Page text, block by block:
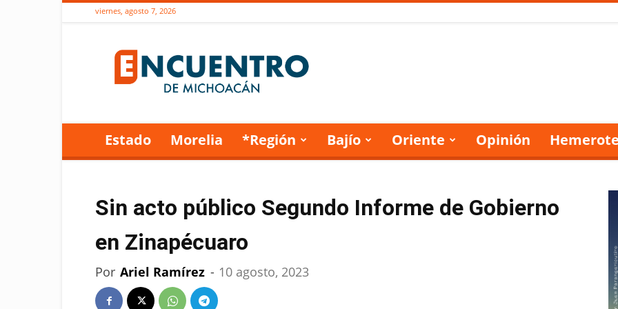
viernes, agosto 7, 2026
de
Michoacán
Estado Morelia *Región Bajío Oriente Opinión
Sin acto público Segundo Informe de Gobierno
en Zinapécuaro
Por Ariel Ramírez - 10 agosto, 2023